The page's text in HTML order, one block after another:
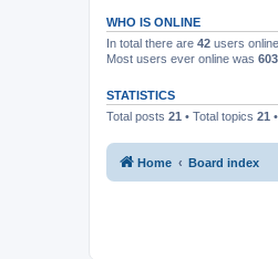
WHO IS ONLINE
In total there are 42 users
Most users ever online was 603
STATISTICS
Total posts 21 • Total topics 21
Home Board index